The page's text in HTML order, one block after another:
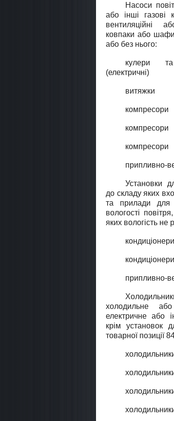
Насоси
або інші газовi
вентиляцiйнi
ковпаки або
або без нього:
кулери
(електричні)
витяжки
компресори
компресори
компресори
припливно-
Установки
до складу яких
та прилади для
вологостi
яких вологiсть не
кондиціонери
кондиціонери
припливно-
холодильне
електричне або
крiм установок
товарної позицiї